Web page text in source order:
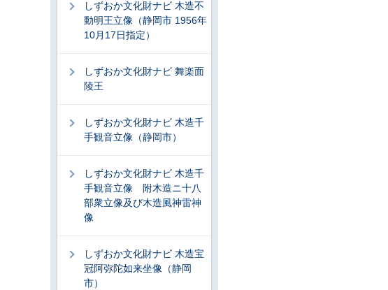
しずおか文化財ナビ 木造不
動明王立像（静岡市 1956年
10月17日指定）
しずおか文化財ナビ 舞楽面
陵王
しずおか文化財ナビ 木造千
手観音立像（静岡市）
しずおか文化財ナビ 木造千
手観音立像 附木造ニ十八
部衆立像及び木造風神雷神
像
しずおか文化財ナビ 木造宝
冠阿弥陀如来坐像（静岡
市）